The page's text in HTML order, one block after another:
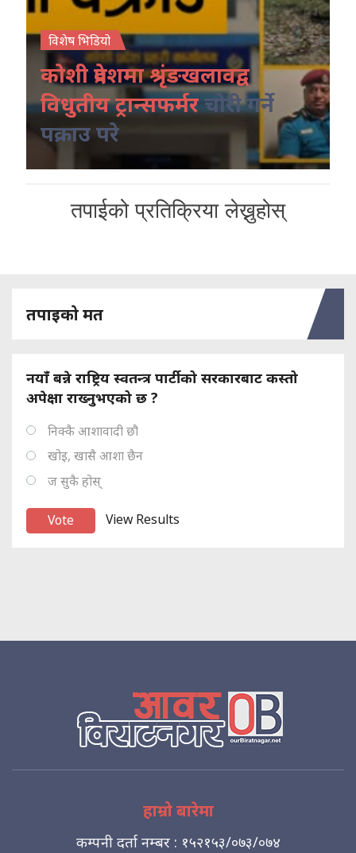
विशेष भिडियो
कोशी प्रदेशमा श्रृंङखलावद्व
विधुतीय ट्रान्सफर्मरचोरी गर्ने
पक्राउ परे
तपाईको प्रतिक्रिया लेख्नुहोस्
तपाइको मत
नयाँ बन्ने राष्ट्रिय स्वतन्त्र पार्टीको सरकारबाट कस्तो
अपेक्षा राख्नुभएको छ ?
निक्कै आशावादी छौ
खोइ, खासै आशा छैन
ज सुकै होस्
View Results
हाम्रो बारेमा
कम्पनी दर्ता नम्बर : १५२१५३/०७३/०७४